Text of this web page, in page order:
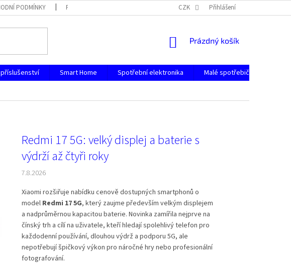
PODMÍNKY PODMÍNKY OCHRANY OSOBNÍCH ÚDAJŮ CZK Přihlášení
NÁKUPNÍ
Prázdný košík
Smart Home Spotřební elektronika Malé spotřebiče
Redmi 17 5G: velký displej a baterie s
výdrží až čtyři roky
7.8.2026
Xiaomi rozšiřuje nabídku cenově dostupných smartphonů o
model Redmi 17 5G, který zaujme především velkým displejem
a nadprůměrnou kapacitou baterie. Novinka zamířila nejprve na
čínský trh a cílí na uživatele, kteří hledají spolehlivý telefon pro
každodenní používání, dlouhou výdrž a podporu 5G, ale
nepotřebují špičkový výkon pro náročné hry nebo profesionální
fotografování.